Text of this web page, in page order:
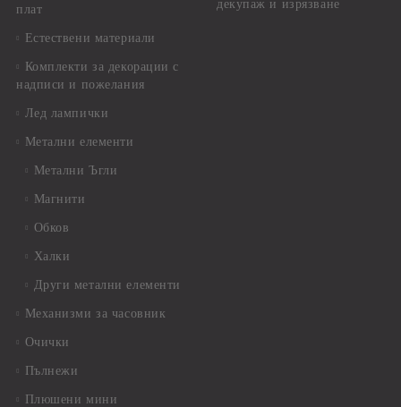
плат
Естествени материали
Комплекти за декорации с
надписи и пожелания
Лед лампички
Метални елементи
Метални Ъгли
Магнити
Обков
Халки
Други метални елементи
Механизми за часовник
Очички
Пълнежи
Плюшени мини
декупаж и изрязване